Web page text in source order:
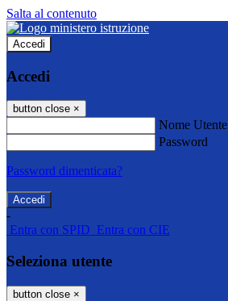
Salta al contenuto
Accedi
Accedi
button close ×
Nome Utente
Password
Password dimenticata?
-
Entra con SPID Entra con CIE
Seleziona utente
button close ×